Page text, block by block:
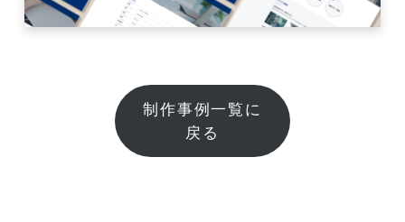
制作事例一覧に
戻る